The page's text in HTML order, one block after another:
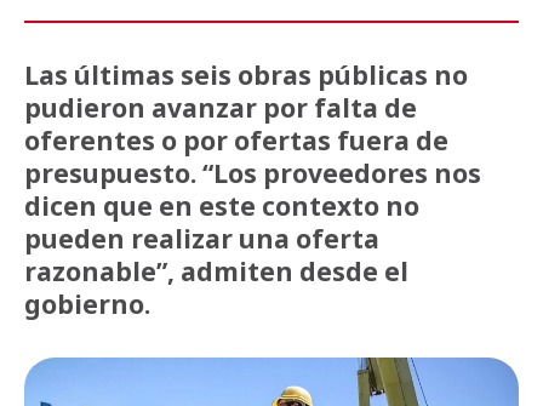
Las últimas seis obras públicas no
pudieron avanzar por falta de
oferentes o por ofertas fuera de
presupuesto. “Los proveedores nos
dicen que en este contexto no
pueden realizar una oferta
razonable”, admiten desde el
gobierno.